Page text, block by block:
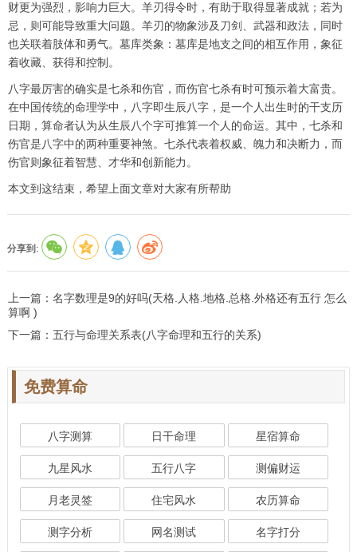
财更为强烈，影响力巨大。羊刃得令时，有助于取得显著成就；若为
忌，则可能导致重大问题。羊刃的物象涉及刀剑、武器和政法，同时
也关联着肢体和勇气。墓库类象：墓库是地支之间的相互作用，象征
着收藏、获得和控制。
八字最厉害的确实是七杀和伤官，而伤官七杀有时可预示着大富贵。
在中国传统的命理学中，八字即生辰八字，是一个人出生时的干支历
日期，算命者认为从生辰八个字可推算一个人的命运。其中，七杀和
伤官是八字中的两种重要神煞。七杀代表着权威、魄力和决断力，而
伤官则象征着智慧、才华和创新能力。
本文到这结束，希望上面文章对大家有所帮助
分享到:
上一篇： 名字数理是9的好吗(天格.人格.地格.总格.外格还有五行 怎么
算啊 )
下一篇： 五行与命理关系表(八字命理和五行的关系)
免费算命
八字测算 日干命理 星宿算命
九星风水 五行八字 测偏财运
月老灵签 住宅风水 农历算命
测字分析 网名测试 名字打分